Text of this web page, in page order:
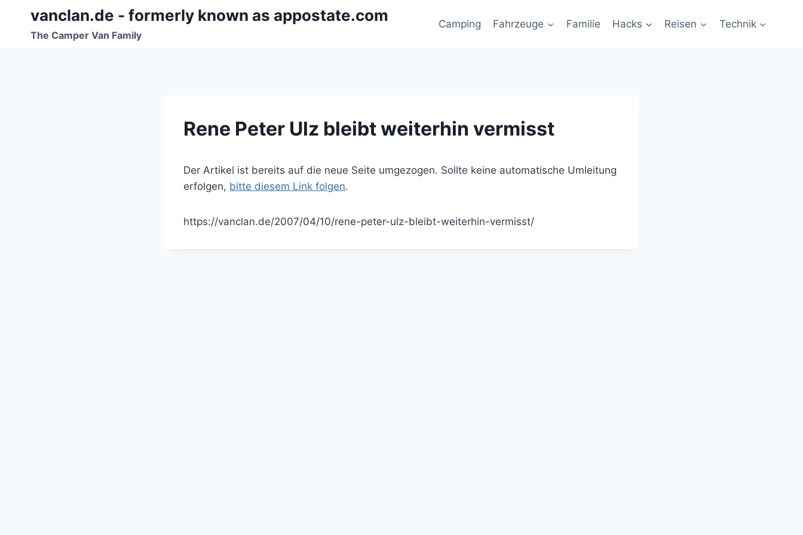
springen
vanclan.de - formerly known as appostate.com
The Camper Van Family
Camping Fahrzeuge Familie Hacks Reisen Technik
Rene Peter Ulz bleibt weiterhin vermisst
Der Artikel ist bereits auf die neue Seite umgezogen. Sollte keine automatische Umleitung
erfolgen, bitte diesem Link folgen.
https://vanclan.de/2007/04/10/rene-peter-ulz-bleibt-weiterhin-vermisst/